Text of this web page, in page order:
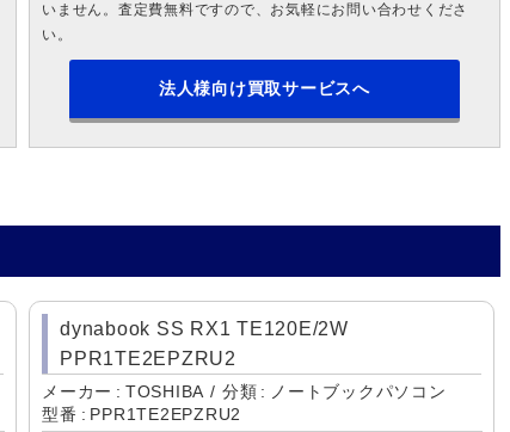
いません。査定費無料ですので、お気軽にお問い合わせくださ
い。
法人様向け買取サービスへ
dynabook SS RX1 TE120E/2W
PPR1TE2EPZRU2
メーカー TOSHIBA 分類
ノートブックパソコン
型番
PPR1TE2EPZRU2